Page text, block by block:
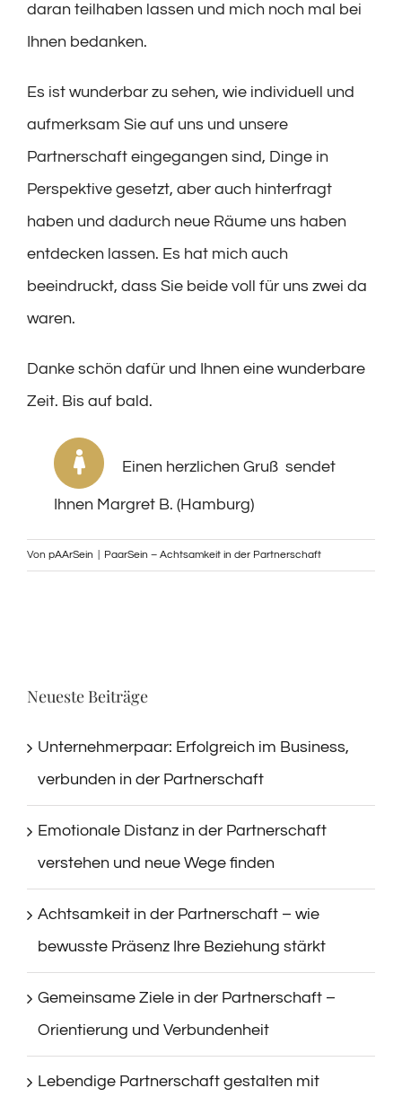
daran teilhaben lassen und mich noch mal bei
Ihnen bedanken.
Es ist wunderbar zu sehen, wie individuell und
aufmerksam Sie auf uns und unsere
Partnerschaft eingegangen sind, Dinge in
Perspektive gesetzt, aber auch hinterfragt
haben und dadurch neue Räume uns haben
entdecken lassen. Es hat mich auch
beeindruckt, dass Sie beide voll für uns zwei da
waren.
Danke schön dafür und Ihnen eine wunderbare
Zeit. Bis auf bald.
Einen herzlichen Gruß sendet
Ihnen Margret B. (Hamburg)
Von pAArSein PaarSein – Achtsamkeit in der Partnerschaft
Neueste Beiträge
Unternehmerpaar: Erfolgreich im Business,
verbunden in der Partnerschaft
Emotionale Distanz in der Partnerschaft
verstehen und neue Wege finden
Achtsamkeit in der Partnerschaft – wie
bewusste Präsenz Ihre Beziehung stärkt
Gemeinsame Ziele in der Partnerschaft –
Orientierung und Verbundenheit
Lebendige Partnerschaft gestalten mit